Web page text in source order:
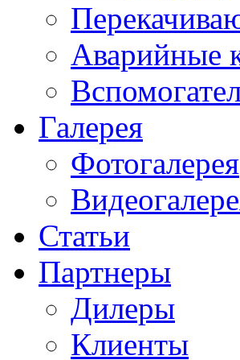
Аварийные
Галерея
Фотогалерея
Статьи
Партнеры
Дилеры
Клиенты